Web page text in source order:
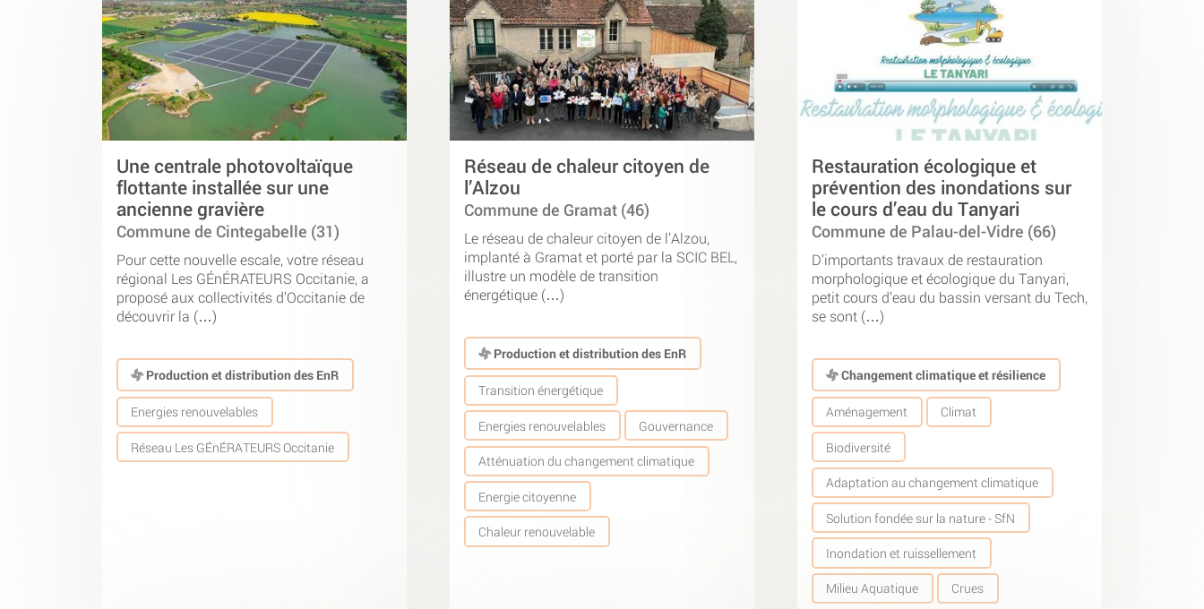
Une centrale photovoltaïque
flottante installée sur une
ancienne gravière
Commune de Cintegabelle (31)
Pour cette nouvelle escale, votre réseau
régional Les GÉnÉRATEURS Occitanie, a
proposé aux collectivités d’Occitanie de
découvrir la (…)
Production et distribution des EnR
Energies renouvelables
Réseau Les GÉnÉRATEURS Occitanie
Réseau de chaleur citoyen de
l’Alzou
Commune de Gramat (46)
Le réseau de chaleur citoyen de l’Alzou,
implanté à Gramat et porté par la SCIC BEL,
illustre un modèle de transition
énergétique (…)
Production et distribution des EnR
Transition énergétique
Energies renouvelables Gouvernance
Atténuation du changement climatique
Energie citoyenne
Chaleur renouvelable
Restauration écologique et
prévention des inondations sur
le cours d’eau du Tanyari
Commune de Palau-del-Vidre (66)
D’importants travaux de restauration
morphologique et écologique du Tanyari,
petit cours d’eau du bassin versant du Tech,
se sont (…)
Changement climatique et résilience
Aménagement Climat
Biodiversité
Adaptation au changement climatique
Solution fondée sur la nature - SfN
Inondation et ruissellement
Milieu Aquatique Crues